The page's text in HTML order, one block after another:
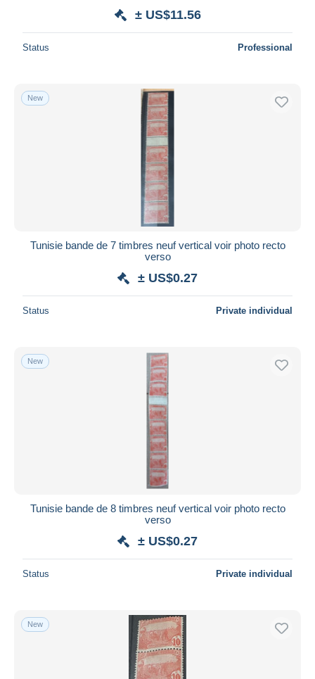
± US$11.56
Status Professional
New
Tunisie bande de 7 timbres neuf vertical voir photo recto
verso
± US$0.27
Status Private individual
New
Tunisie bande de 8 timbres neuf vertical voir photo recto
verso
± US$0.27
Status Private individual
New